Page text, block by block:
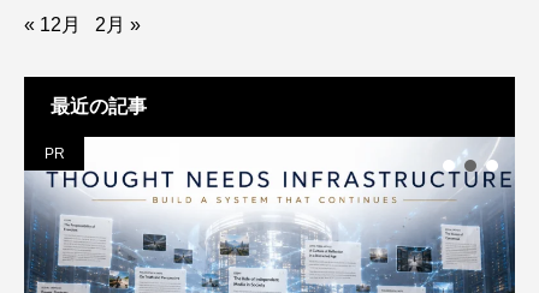
« 12月
2月 »
最近の記事
PR